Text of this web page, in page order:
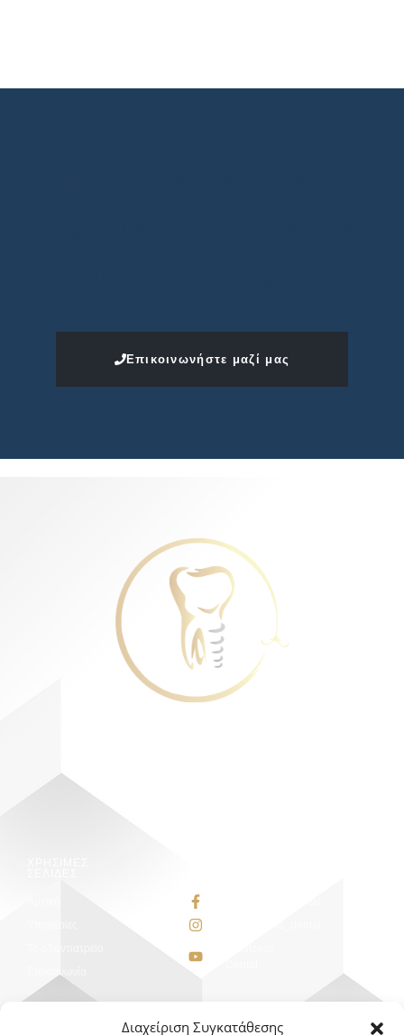
Διαχείριση Συγκατάθεσης
Επικοινωνήστε μαζί μας
Επικοινωνία